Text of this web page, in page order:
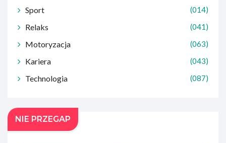
Sport (014)
Relaks (041)
Motoryzacja (063)
Kariera (043)
Technologia (087)
NIE PRZEGAP